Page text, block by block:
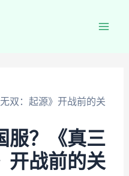
双：起源》开战前的关
服？《真三
开战前的关